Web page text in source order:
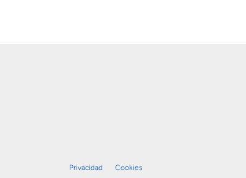
Privacidad Cookies